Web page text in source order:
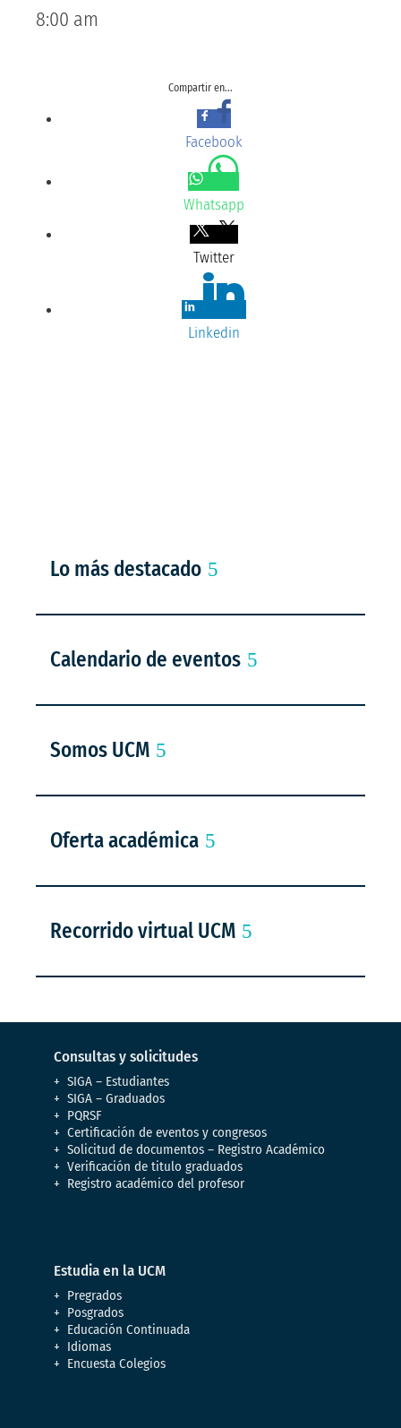
8:00 am
Compartir en...
Facebook
Whatsapp
Twitter
Linkedin
Lo más destacado
Calendario de eventos
Somos UCM
Oferta académica
Recorrido virtual UCM
Consultas y solicitudes
SIGA – Estudiantes
SIGA – Graduados
PQRSF
Certificación de eventos y congresos
Solicitud de documentos – Registro Académico
Verificación de titulo graduados
Registro académico del profesor
Estudia en la UCM
Pregrados
Posgrados
Educación Continuada
Idiomas
Encuesta Colegios